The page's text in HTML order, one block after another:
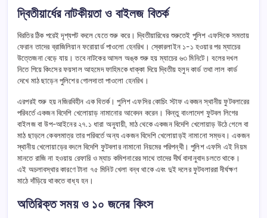
দ্বিতীয়ার্ধের নাটকীয়তা ও বাইলজ বিতর্ক
বিরতির ঠিক পরেই দৃশ্যপট বদলে যেতে শুরু করে। দ্বিতীয়ারিধের শুরুতেই পুলিশ এফসিকে সমতায়
ফেরান তাদের ব্রাজিলিয়ান ফরোয়ার্ড পাওলো হেনরিখ। স্কোরলাইন ১-১ হওয়ার পর ম্যাচের
উত্তেজনা বেড়ে যায়। তবে নাটকের আসল অঙ্ক শুরু হয় ম্যাচের ৬৩ মিনিটে। বলের দখল
নিতে গিয়ে কিংসের ফয়সাল আহমেদ ফাহিমকে ধাক্কা দিয়ে দ্বিতীয় হলুদ কার্ড তথা লাল কার্ড
দেখে মাঠ ছাড়েন পুলিশের গোলদাতা পাওলো হেনরিখ।
এরপরই শুরু হয় নজিরবিহীন এক বিতর্ক। পুলিশ এফসির কোচিং স্টাফ একজন স্থানীয় ফুটবলারের
পরিবর্তে একজন বিদেশি খেলোয়াড় নামানোর আবেদন করেন। কিন্তু বাংলাদেশ ফুটবল লিগের
বাইলজ বা উপ-আইনের ২৭.১ ধারা অনুযায়ী, মাঠ থেকে একজন বিদেশি খেলোয়াড় উঠে গেলে বা
মাঠ ছাড়লে কেবলমাত্র তার পরিবর্তে অন্য একজন বিদেশি খেলোয়াড়ই নামানো সম্ভব। একজন
স্থানীয় খেলোয়াড়ের বদলে বিদেশি ফুটবলার নামানো নিয়মের পরিপন্থী। পুলিশ এফসি এই নিয়ম
মানতে রাজি না হওয়ায় রেফারি ও ম্যাচ কমিশনারের সাথে তাদের দীর্ঘ বাদানুবাদ চলতে থাকে।
এই অচলাবস্থার কারণে টানা ৭৫ মিনিট খেলা বন্ধ থাকে এবং দুই দলের ফুটবলাররা দীর্ঘক্ষণ
মাঠে দাঁড়িয়ে থাকতে বাধ্য হন।
অতিরিক্ত সময় ও ১০ জনের কিংস